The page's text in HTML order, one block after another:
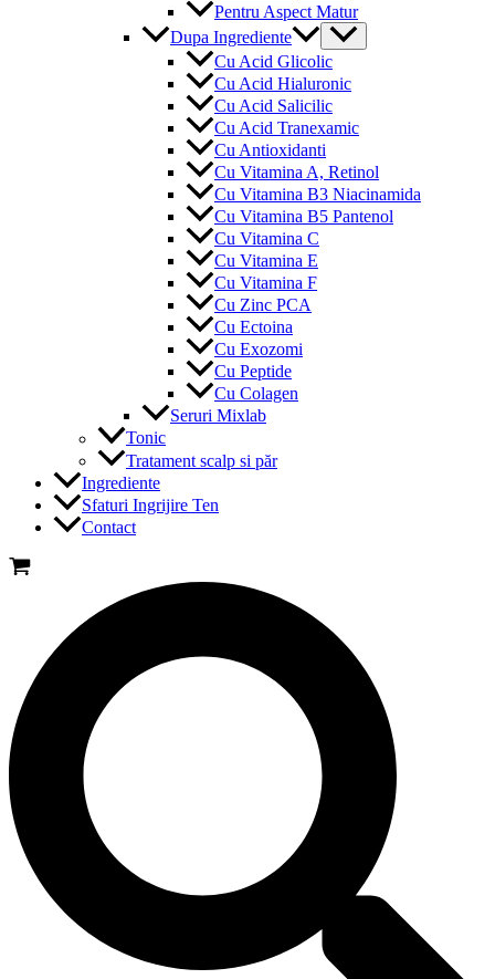
Pentru Aspect Matur
Dupa Ingrediente
Menu
Toggle
Cu Acid Glicolic
Cu Acid Hialuronic
Cu Acid Salicilic
Cu Acid Tranexamic
Cu Antioxidanti
Cu Vitamina A, Retinol
Cu Vitamina B3 Niacinamida
Cu Vitamina B5 Pantenol
Cu Vitamina C
Cu Vitamina E
Cu Vitamina F
Cu Zinc PCA
Cu Ectoina
Cu Exozomi
Cu Peptide
Cu Colagen
Seruri Mixlab
Tonic
Tratament scalp si păr
Ingrediente
Sfaturi Ingrijire Ten
Contact